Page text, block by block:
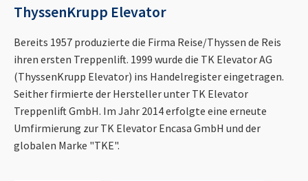
ThyssenKrupp Elevator
Bereits 1957 produzierte die Firma Reise/Thyssen de Reis
ihren ersten Treppenlift. 1999 wurde die TK Elevator AG
(ThyssenKrupp Elevator) ins Handelregister eingetragen.
Seither firmierte der Hersteller unter TK Elevator
Treppenlift GmbH. Im Jahr 2014 erfolgte eine erneute
Umfirmierung zur TK Elevator Encasa GmbH und der
globalen Marke "TKE".